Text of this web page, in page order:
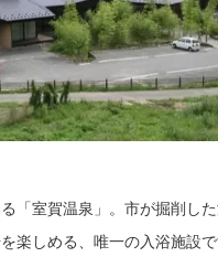
る「室賀温泉」。市が掘削し
楽しめる、唯一の入浴施設